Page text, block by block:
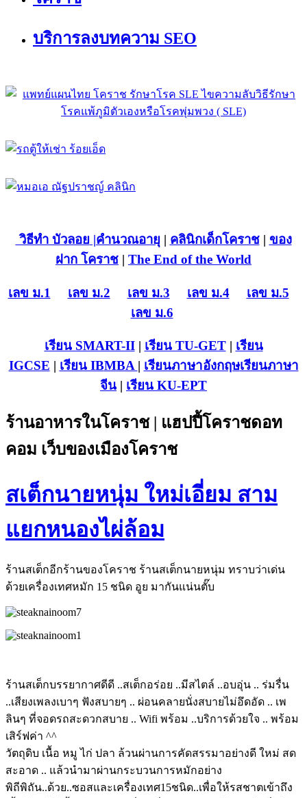
บริการลงบทความ SEO
วิธีทำ บัวลอย |คำนวณอายุ | คลินิกเด็กโคราช| ของ
ฝาก โคราช | The End of the World
เลข ม.1 เลข ม.2 เลข ม.3 เลข ม.4
เลข ม.5
เลข ม.6
เรียน SMART-II| เรียน TU-GET| เรียน
IGCSE | เรียน IBMBA | เรียนภาษาอังกฤษเรียนภาษา
จีน | เรียน KU-EPT
ร้านอาหารในโคราช | แฮปปี้โคราชดอท
คอม เว็บของเมืองโคราช
สเต็กนายหนุ่ม ใหม่เอี่ยม สาม
แยกหนองไผ่ล้อม
ร้านสเต็กอีกร้านของโคราช ร้านสเต็กนายหนุ่ม ทราบว่าเด่น
ด้วยเครื่องเทศหมัก 15 ชนิด อูย มากันแน่นตั๊บ
ร้านสเต็กบรรยากาศดีดี ..สเต็กอร่อย ..มีสไตล์ ..อบอุ่น .. ร่มรื่น
..เสียงเพลงเบาๆ ฟังสบายๆ .. ผ่อนคลายนั่งสบายไม่อึดอัด .. เพ
ลินๆ ที่จอดรถสะดวกสบาย .. Wifi พร้อม ..บริการด้วยใจ .. พร้อม
เสิร์ฟค่า ^^
วัตถุดิบ เนื้อ หมู ไก่ ปลา ล้วนผ่านการคัดสรรมาอย่างดี ใหม่ สด
สะอาด .. แล้วนำมาผ่านกระบวนการหมักอย่าง
พิถีพิถัน..ด้วย..ซอสและเครื่องเทศ15ชนิด..เพื่อให้รสชาตเข้าถึง